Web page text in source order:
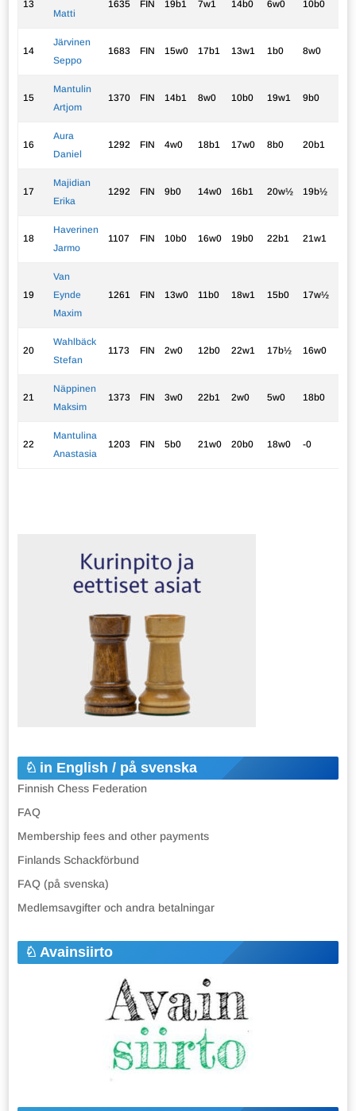
13
Matti
1635 FIN 19b1 7w1 14b0 6w0 10b0
14
Järvinen
Seppo
1683 FIN 15w0 17b1 13w1 1b0 8w0
15
Mantulin
Artjom
1370 FIN 14b1 8w0 10b0 19w1 9b0
16
Aura
Daniel
1292 FIN 4w0 18b1 17w0 8b0 20b1
17
Majidian
Erika
1292 FIN 9b0 14w0 16b1 20w½ 19b½
18
Haverinen
Jarmo
1107 FIN 10b0 16w0 19b0 22b1 21w1
19
Van
Eynde
Maxim
1261 FIN 13w0 11b0 18w1 15b0 17w½
20
Wahlbäck
Stefan
1173 FIN 2w0 12b0 22w1 17b½ 16w0
21
Näppinen
Maksim
1373 FIN 3w0 22b1 2w0 5w0 18b0
22
Mantulina
Anastasia
1203 FIN 5b0 21w0 20b0 18w0 -0
in English / på svenska
Finnish Chess Federation
FAQ
Membership fees and other payments
Finlands Schackförbund
FAQ (på svenska)
Medlemsavgifter och andra betalningar
Avainsiirto